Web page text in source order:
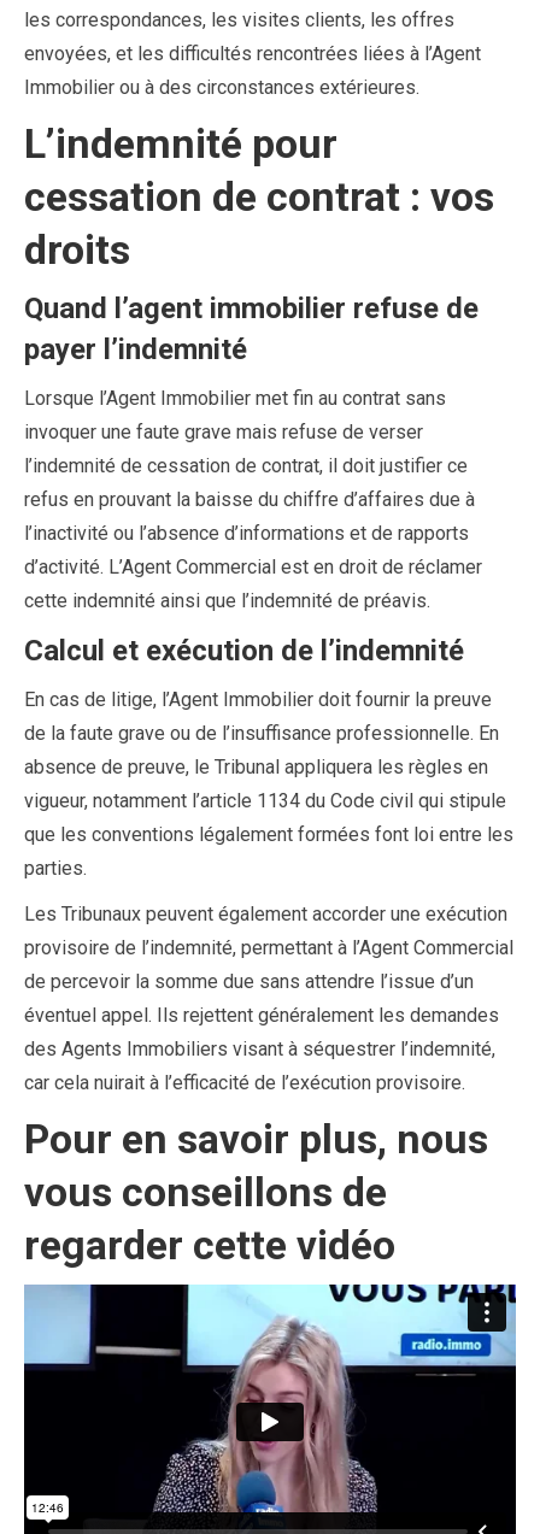
les correspondances, les visites clients, les offres
envoyées, et les difficultés rencontrées liées à l’Agent
Immobilier ou à des circonstances extérieures.
L’indemnité pour
cessation de contrat : vos
droits
Quand l’agent immobilier refuse de
payer l’indemnité
Lorsque l’Agent Immobilier met fin au contrat sans
invoquer une faute grave mais refuse de verser
l’indemnité de cessation de contrat, il doit justifier ce
refus en prouvant la baisse du chiffre d’affaires due à
l’inactivité ou l’absence d’informations et de rapports
d’activité. L’Agent Commercial est en droit de réclamer
cette indemnité ainsi que l’indemnité de préavis.
Calcul et exécution de l’indemnité
En cas de litige, l’Agent Immobilier doit fournir la preuve
de la faute grave ou de l’insuffisance professionnelle. En
absence de preuve, le Tribunal appliquera les règles en
vigueur, notamment l’article 1134 du Code civil qui stipule
que les conventions légalement formées font loi entre les
parties.
Les Tribunaux peuvent également accorder une exécution
provisoire de l’indemnité, permettant à l’Agent Commercial
de percevoir la somme due sans attendre l’issue d’un
éventuel appel. Ils rejettent généralement les demandes
des Agents Immobiliers visant à séquestrer l’indemnité,
car cela nuirait à l’efficacité de l’exécution provisoire.
Pour en savoir plus, nous
vous conseillons de
regarder cette vidéo